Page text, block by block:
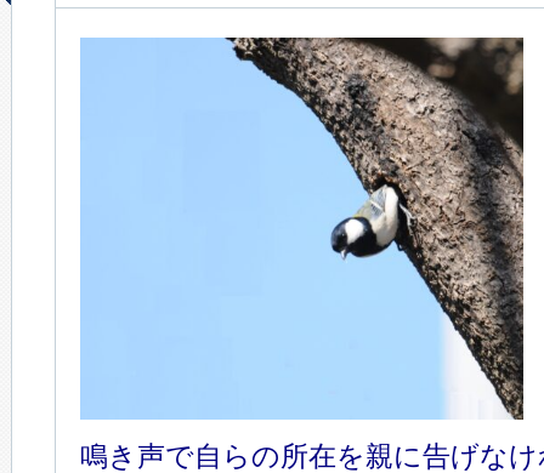
鳴き声で自らの所在を親に告げな